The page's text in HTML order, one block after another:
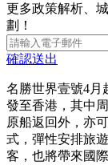
更多政策解析、
劃！
確認送出
名勝世界壹號4月
發至香港，其中
原船返回外，亦
式，彈性安排旅
客，也將帶來國